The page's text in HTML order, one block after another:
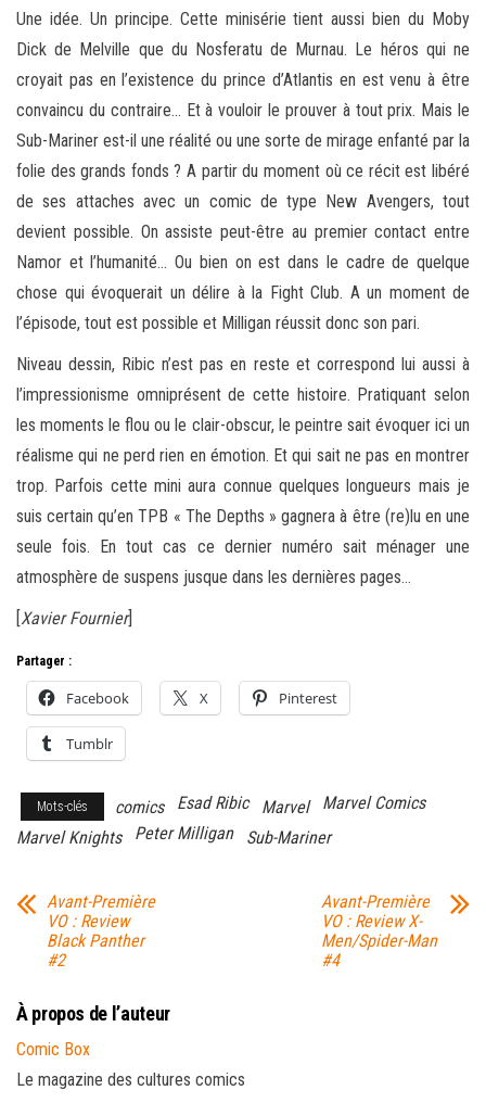
Une idée. Un principe. Cette minisérie tient aussi bien du Moby
Dick de Melville que du Nosferatu de Murnau. Le héros qui ne
croyait pas en l’existence du prince d’Atlantis en est venu à être
convaincu du contraire… Et à vouloir le prouver à tout prix. Mais le
Sub-Mariner est-il une réalité ou une sorte de mirage enfanté par la
folie des grands fonds ? A partir du moment où ce récit est libéré
de ses attaches avec un comic de type New Avengers, tout
devient possible. On assiste peut-être au premier contact entre
Namor et l’humanité… Ou bien on est dans le cadre de quelque
chose qui évoquerait un délire à la Fight Club. A un moment de
l’épisode, tout est possible et Milligan réussit donc son pari.
Niveau dessin, Ribic n’est pas en reste et correspond lui aussi à
l’impressionisme omniprésent de cette histoire. Pratiquant selon
les moments le flou ou le clair-obscur, le peintre sait évoquer ici un
réalisme qui ne perd rien en émotion. Et qui sait ne pas en montrer
trop. Parfois cette mini aura connue quelques longueurs mais je
suis certain qu’en TPB « The Depths » gagnera à être (re)lu en une
seule fois. En tout cas ce dernier numéro sait ménager une
atmosphère de suspens jusque dans les dernières pages…
[Xavier Fournier]
Partager :
Facebook X Pinterest
Tumblr
Mots-clés comics Esad Ribic Marvel
Marvel Comics
Marvel Knights
Peter Milligan Sub-Mariner
Avant-Première
VO : Review
Black Panther
#2
Avant-Première
VO : Review X-
Men/Spider-Man
#4
À propos de l’auteur
Comic Box
Le magazine des cultures comics